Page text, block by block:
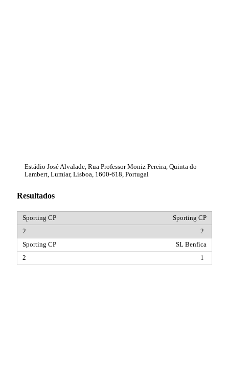
Estádio José Alvalade, Rua Professor Moniz Pereira, Quinta do
Lambert, Lumiar, Lisboa, 1600-618, Portugal
Resultados
Sporting CP
2
SL Benfica
1